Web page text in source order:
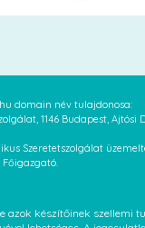
domain név tulajdonosa:
1146 Budapest, Ajtósi
Szeretetszolgálat
Főigazgató.
készítőinek